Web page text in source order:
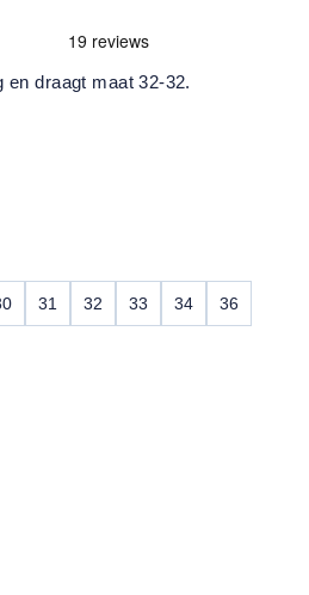
draagt maat 32-32.
31 32 33 34 36
Voer de gewenste